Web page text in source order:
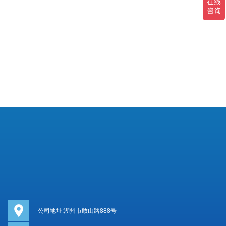
公司地址:湖州市敢山路888号